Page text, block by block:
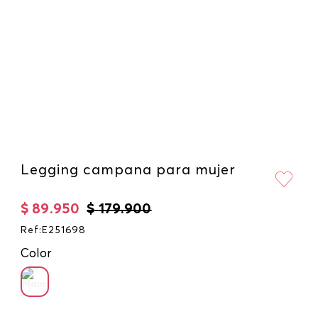
Legging campana para mujer
$ 179.900
$ 89.950
Ref : E251698
Color